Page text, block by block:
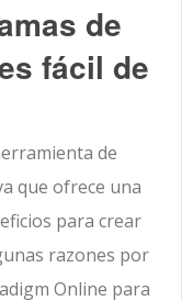
de
fácil de
de
que ofrece una
para crear
razones por
Online para